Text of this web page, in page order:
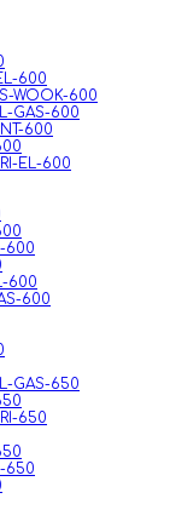
600
WOOK-600
GAS-600
600
EL-600
600
600
600
GAS-650
650
650